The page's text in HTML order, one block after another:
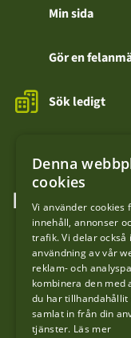
Min sida
Gör en
Sök ledigt
FÖLJ OSS
LinkedIn
Facebook
YouTube
Denna
cookies
Vi använder cookies
innehåll, annonser
trafik. Vi delar
användning av vår
reklam- och
kombinera den med
du har
samlat in från din
tjänster. Läs mer